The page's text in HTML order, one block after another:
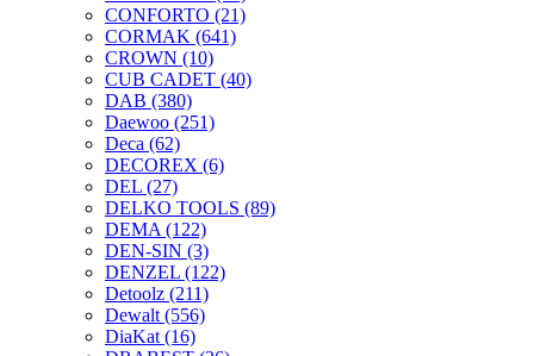
CONFORTO (21)
CORMAK (641)
CROWN (10)
CUB CADET (40)
DAB (380)
Daewoo (251)
Deca (62)
DECOREX (6)
DEL (27)
DELKO TOOLS (89)
DEMA (122)
DEN-SIN (3)
DENZEL (122)
Detoolz (211)
Dewalt (556)
DiaKat (16)